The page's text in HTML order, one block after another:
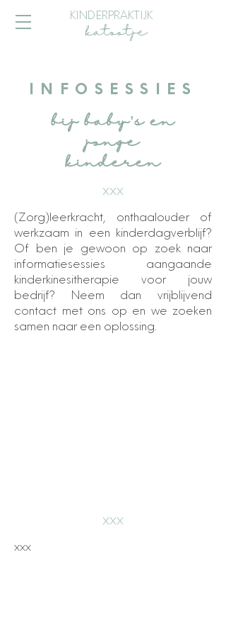
KINDERPRAKTIJK
katootje
INFOSESSIES
bij baby's en
jonge
kinderen
xxx
(Zorg)leerkracht, onthaalouder of
werkzaam in een kinderdagverblijf?
Of ben je gewoon op zoek naar
informatiesessies aangaande
kinderkinesitherapie voor jouw
bedrijf? Neem dan vrijblijvend
contact met ons op en we zoeken
samen naar een oplossing.
xxx
xxx